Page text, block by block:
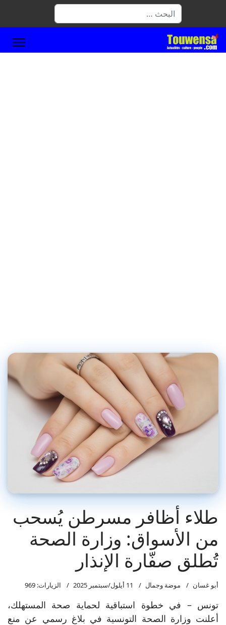
البحث
طلاء أظافر مسرطن يُسحب
من الأسواق: وزارة الصحة
تُطلق صفّارة الإنذار
أبو غسان موضة وجمال 11 أيلول/سبتمبر 2025 الزيارات: 969
تونس – في خطوة استباقية لحماية صحة المستهلك،
أعلنت وزارة الصحة التونسية في بلاغ رسمي عن منع